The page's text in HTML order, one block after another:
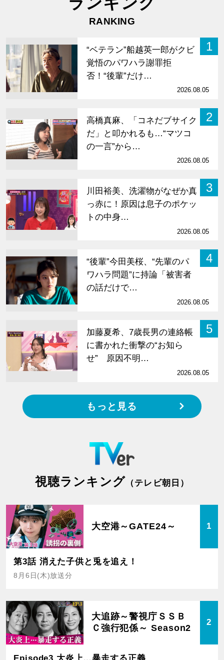
RANKING
1
“ベテラン”船越英一郎がクビ
覚悟のパワハラ謝罪拒
否！“後輩”だけ…
2026.08.05
2
高橋真麻、「コネだブサイク
だ」と叩かれるも…“マツコ
の一言”から…
2026.08.05
3
川田裕美、洗濯物がなぜか真
っ赤に！原因は息子のポケッ
トの中身…
2026.08.05
4
“後輩”今田美桜、“先輩のパ
ワハラ問題”に持論「被害者
の話だけで…
2026.08.05
5
加藤夏希、7歳長男の連絡帳
に書かれた衝撃の“お知ら
せ” 原因不明…
2026.08.05
もっと見る
視聴ランキング （テレビ朝日）
大空港～GATE24～ 1
第3話 消えた子供と兎を追え！
8月6日(木)放送分
大追跡～警視庁ＳＳＢ
Ｃ強行犯係～ Season2
2
Episode3 大炎上…暴走する正義